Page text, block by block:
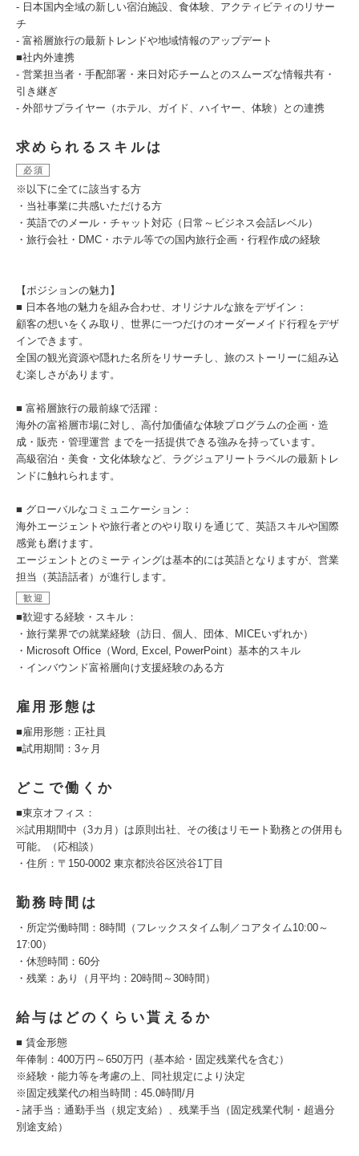
- 日本国内全域の新しい宿泊施設、食体験、アクティビティのリサー
チ
- 富裕層旅行の最新トレンドや地域情報のアップデート
■社内外連携
- 営業担当者・手配部署・来日対応チームとのスムーズな情報共有・
引き継ぎ
- 外部サプライヤー（ホテル、ガイド、ハイヤー、体験）との連携
求められるスキルは
必須
※以下に全てに該当する方
・当社事業に共感いただける方
・英語でのメール・チャット対応（日常～ビジネス会話レベル）
・旅行会社・DMC・ホテル等での国内旅行企画・行程作成の経験
【ポジションの魅力】
■ 日本各地の魅力を組み合わせ、オリジナルな旅をデザイン：
顧客の想いをくみ取り、世界に一つだけのオーダーメイド行程をデザ
インできます。
全国の観光資源や隠れた名所をリサーチし、旅のストーリーに組み込
む楽しさがあります。
■ 富裕層旅行の最前線で活躍：
海外の富裕層市場に対し、高付加価値な体験プログラムの企画・造
成・販売・管理運営 までを一括提供できる強みを持っています。
高級宿泊・美食・文化体験など、ラグジュアリートラベルの最新トレ
ンドに触れられます。
■ グローバルなコミュニケーション：
海外エージェントや旅行者とのやり取りを通じて、英語スキルや国際
感覚も磨けます。
エージェントとのミーティングは基本的には英語となりますが、営業
担当（英語話者）が進行します。
歓迎
■歓迎する経験・スキル：
・旅行業界での就業経験（訪日、個人、団体、MICEいずれか）
・Microsoft Office（Word, Excel, PowerPoint）基本的スキル
・インバウンド富裕層向け支援経験のある方
雇用形態は
■雇用形態：正社員
■試用期間：3ヶ月
どこで働くか
■東京オフィス：
※試用期間中（3カ月）は原則出社、その後はリモート勤務との併用も
可能。（応相談）
・住所：〒150-0002 東京都渋谷区渋谷1丁目
勤務時間は
・所定労働時間：8時間（フレックスタイム制／コアタイム10:00～
17:00）
・休憩時間：60分
・残業：あり（月平均：20時間～30時間）
給与はどのくらい貰えるか
■ 賃金形態
年俸制：400万円～650万円（基本給・固定残業代を含む）
※経験・能力等を考慮の上、同社規定により決定
※固定残業代の相当時間：45.0時間/月
- 諸手当：通勤手当（規定支給）、残業手当（固定残業代制・超過分
別途支給）